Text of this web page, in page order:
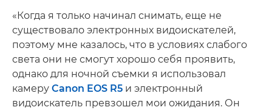
«Когда я только начинал снимать, еще не
существовало электронных видоискателей,
поэтому мне казалось, что в условиях слабого
света они не смогут хорошо себя проявить,
однако для ночной съемки я использовал
камеру Canon EOS R5 и электронный
видоискатель превзошел мои ожидания. Он